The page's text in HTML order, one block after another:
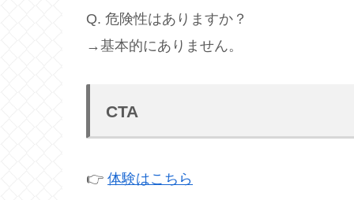
Q. 危険性はありますか？
→基本的にありません。
CTA
👉 体験はこちら